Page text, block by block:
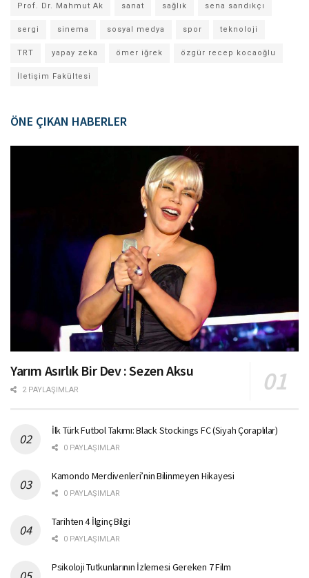
Prof. Dr. Mahmut Ak sanat sağlık sena sandıkçı
sergi sinema sosyal medya spor teknoloji
TRT yapay zeka ömer iğrek özgür recep kocaoğlu
İletişim Fakültesi
ÖNE ÇIKAN HABERLER
Yarım Asırlık Bir Dev : Sezen Aksu
2 PAYLAŞIMLAR
İlk Türk Futbol Takımı: Black Stockings FC (Siyah Çoraplılar)
0 PAYLAŞIMLAR
Kamondo Merdivenleri’nin Bilinmeyen Hikayesi
0 PAYLAŞIMLAR
Tarihten 4 İlginç Bilgi
0 PAYLAŞIMLAR
Psikoloji Tutkunlarının İzlemesi Gereken 7 Film